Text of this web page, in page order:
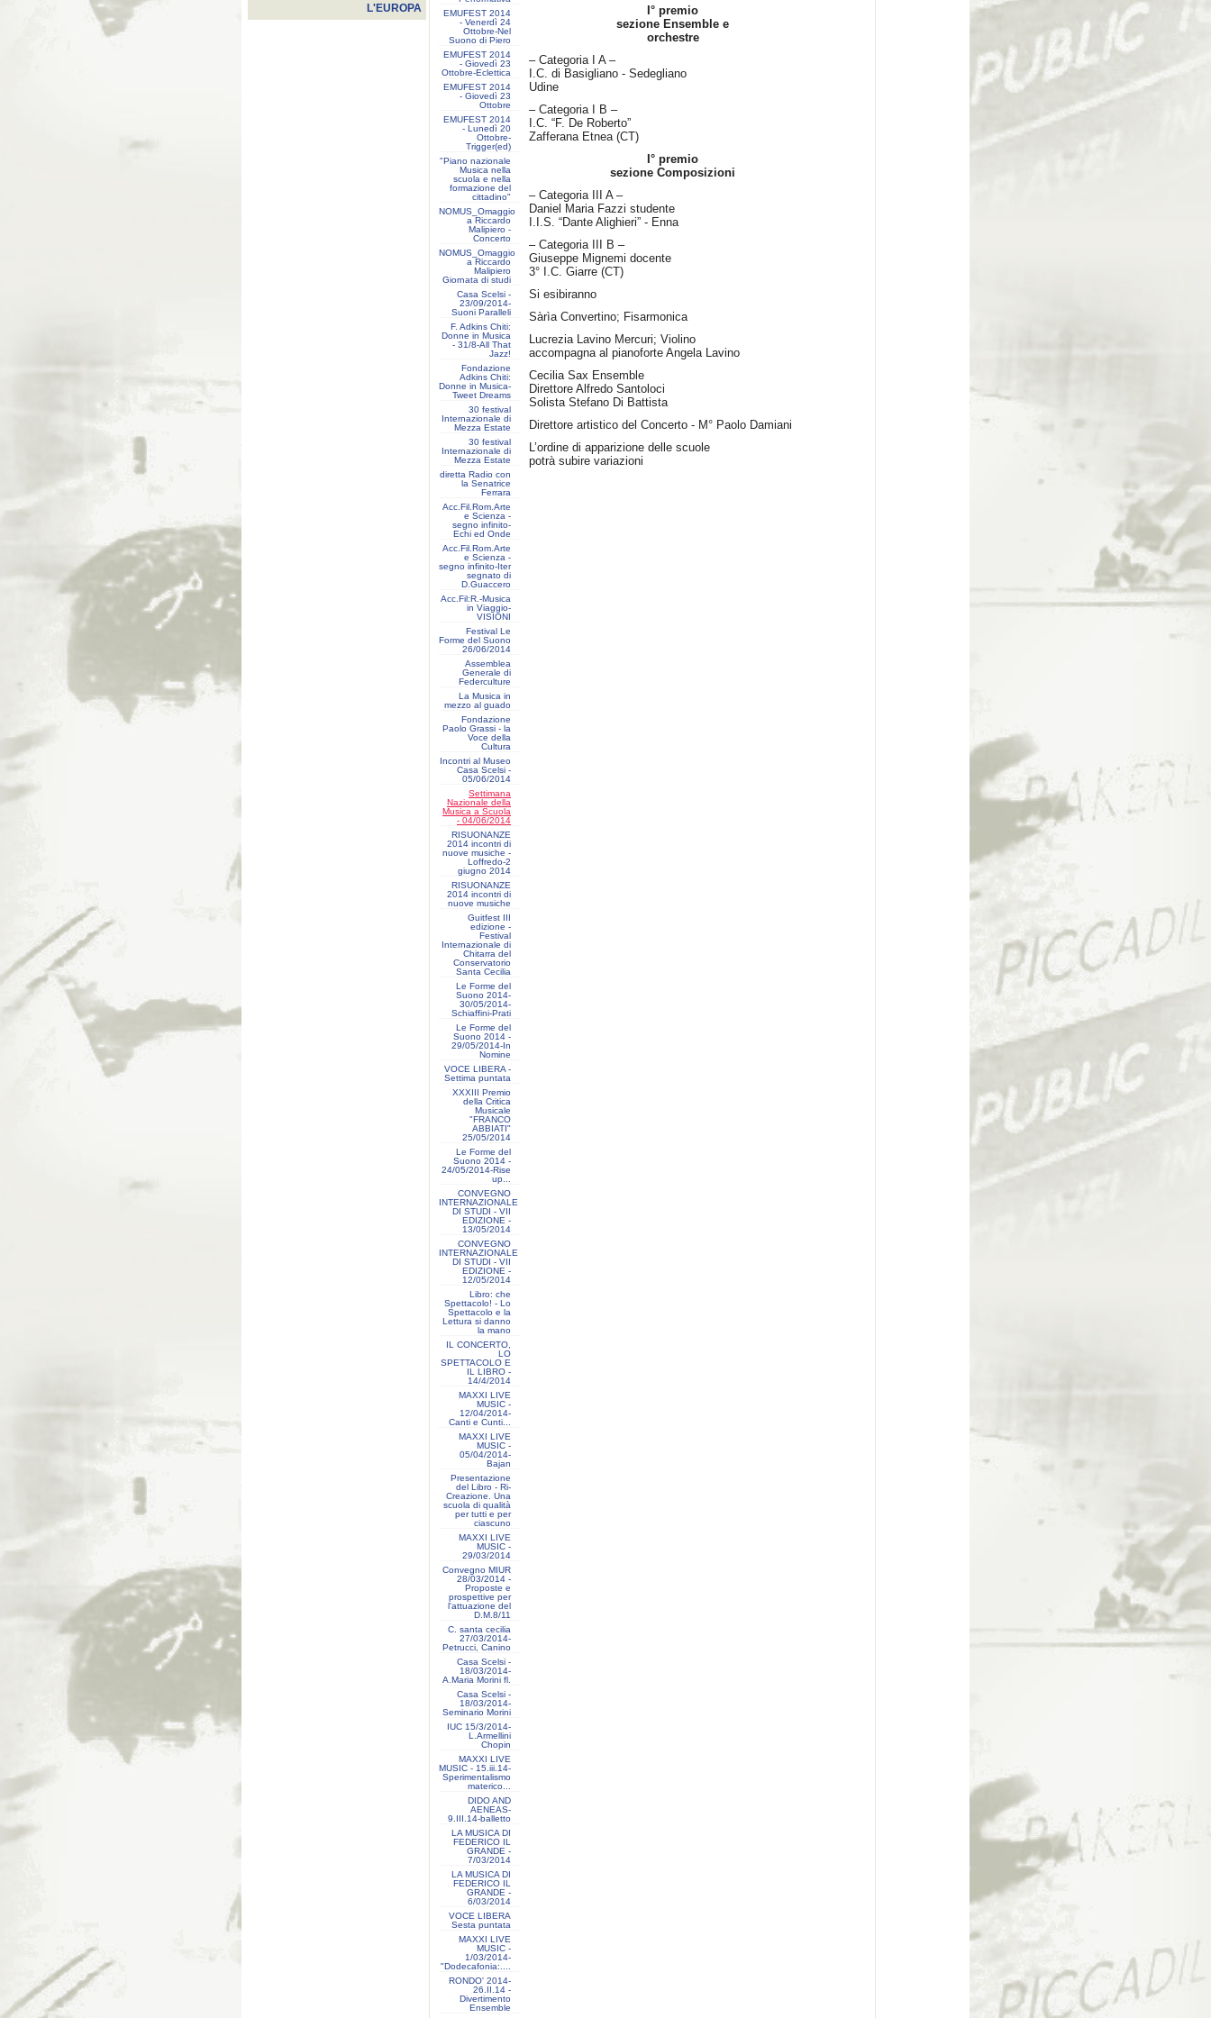
L'EUROPA
EMUFEST 2014
- Venerdì 24
Ottobre-Nel
Suono di Piero
EMUFEST 2014
- Giovedì 23
Ottobre-Eclettica
EMUFEST 2014
- Giovedì 23
Ottobre
EMUFEST 2014
- Lunedì 20
Ottobre-
Trigger(ed)
"Piano nazionale
Musica nella
scuola e nella
formazione del
cittadino"
NOMUS_Omaggio
a Riccardo
Malipiero -
Concerto
NOMUS_Omaggio
a Riccardo
Malipiero
Giornata di studi
Casa Scelsi -
23/09/2014-
Suoni Paralleli
F. Adkins Chiti:
Donne in Musica
- 31/8-All That
Jazz!
Fondazione
Adkins Chiti:
Donne in Musica-
Tweet Dreams
30 festival
Internazionale di
Mezza Estate
30 festival
Internazionale di
Mezza Estate
diretta Radio con
la Senatrice
Ferrara
Acc.Fil.Rom.Arte
e Scienza -
segno infinito-
Echi ed Onde
Acc.Fil.Rom.Arte
e Scienza -
segno infinito-Iter
segnato di
D.Guaccero
Acc.Fil:R.-Musica
in Viaggio-
VISIONI
Festival Le
Forme del Suono
26/06/2014
Assemblea
Generale di
Federculture
La Musica in
mezzo al guado
Fondazione
Paolo Grassi - la
Voce della
Cultura
Incontri al Museo
Casa Scelsi -
05/06/2014
Settimana
Nazionale della
Musica a Scuola
- 04/06/2014
RISUONANZE
2014 incontri di
nuove musiche -
Loffredo-2
giugno 2014
RISUONANZE
2014 incontri di
nuove musiche
Guitfest III
edizione -
Festival
Internazionale di
Chitarra del
Conservatorio
Santa Cecilia
Le Forme del
Suono 2014-
30/05/2014-
Schiaffini-Prati
Le Forme del
Suono 2014 -
29/05/2014-In
Nomine
VOCE LIBERA -
Settima puntata
XXXIII Premio
della Critica
Musicale
"FRANCO
ABBIATI"
25/05/2014
Le Forme del
Suono 2014 -
24/05/2014-Rise
up...
CONVEGNO
INTERNAZIONALE
DI STUDI - VII
EDIZIONE -
13/05/2014
CONVEGNO
INTERNAZIONALE
DI STUDI - VII
EDIZIONE -
12/05/2014
Libro: che
Spettacolo! - Lo
Spettacolo e la
Lettura si danno
la mano
IL CONCERTO,
LO
SPETTACOLO E
IL LIBRO -
14/4/2014
MAXXI LIVE
MUSIC -
12/04/2014-
Canti e Cunti...
MAXXI LIVE
MUSIC -
05/04/2014-
Bajan
Presentazione
del Libro - Ri-
Creazione. Una
scuola di qualità
per tutti e per
ciascuno
MAXXI LIVE
MUSIC -
29/03/2014
Convegno MIUR
28/03/2014 -
Proposte e
prospettive per
l'attuazione del
D.M.8/11
C. santa cecilia
27/03/2014-
Petrucci, Canino
Casa Scelsi -
18/03/2014-
A.Maria Morini fl.
Casa Scelsi -
18/03/2014-
Seminario Morini
IUC 15/3/2014-
L.Armellini
Chopin
MAXXI LIVE
MUSIC - 15.iii.14-
Sperimentalismo
materico...
DIDO AND
AENEAS-
9.III.14-balletto
LA MUSICA DI
FEDERICO IL
GRANDE -
7/03/2014
LA MUSICA DI
FEDERICO IL
GRANDE -
6/03/2014
VOCE LIBERA
Sesta puntata
MAXXI LIVE
MUSIC -
1/03/2014-
"Dodecafonia:....
RONDO' 2014-
26.II.14 -
Divertimento
Ensemble
I° premio
sezione Ensemble e
orchestre
– Categoria I A –
I.C. di Basigliano - Sedegliano
Udine
– Categoria I B –
I.C. “F. De Roberto”
Zafferana Etnea (CT)
I° premio
sezione Composizioni
– Categoria III A –
Daniel Maria Fazzi studente
I.I.S. “Dante Alighieri” - Enna
– Categoria III B –
Giuseppe Mignemi docente
3° I.C. Giarre (CT)
Si esibiranno
Sàrìa Convertino; Fisarmonica
Lucrezia Lavino Mercuri; Violino
accompagna al pianoforte Angela Lavino
Cecilia Sax Ensemble
Direttore Alfredo Santoloci
Solista Stefano Di Battista
Direttore artistico del Concerto - M° Paolo Damiani
L’ordine di apparizione delle scuole
potrà subire variazioni